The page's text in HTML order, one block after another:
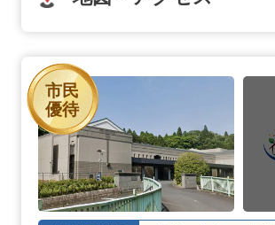
市民
優待
さくら斎場の詳細へ